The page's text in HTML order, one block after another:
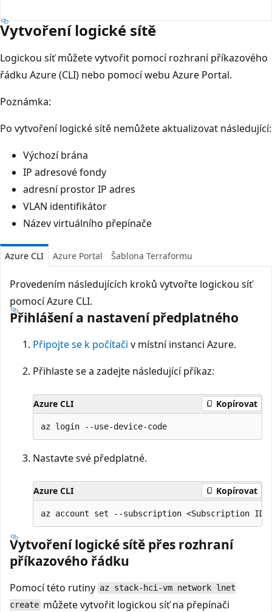
Vytvoření logické sítě
Logickou síť můžete vytvořit pomocí rozhraní příkazového
řádku Azure (CLI) nebo pomocí webu Azure Portal.
Poznámka:
Po vytvoření logické sítě nemůžete aktualizovat následující:
Výchozí brána
IP adresové fondy
adresní prostor IP adres
VLAN identifikátor
Název virtuálního přepínače
Azure CLI Azure Portal Šablona Terraformu
Provedením následujících kroků vytvořte logickou síť
pomocí Azure CLI.
Přihlášení a nastavení předplatného
Připojte se k počítači v místní instanci Azure.
Přihlaste se a zadejte následující příkaz:
Azure CLI Kopírovat
Nastavte své předplatné.
Azure CLI Kopírovat
Vytvoření logické sítě přes rozhraní
příkazového řádku
Pomocí této rutiny az stack-hci-vm network lnet
create můžete vytvořit logickou síť na přepínači